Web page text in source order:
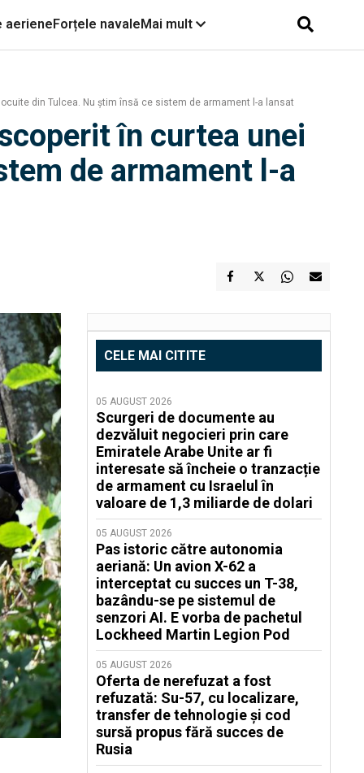
aerieneForțele navaleMai mult
din Tulcea. Nu știm însă ce sistem de armament l-a lansat
în curtea unei
de armament l-a
CELE MAI CITITE
05 AUGUST 2026
Scurgeri de documente au
dezvăluit negocieri prin care
Emiratele Arabe Unite ar fi
interesate să încheie o tranzacție
de armament cu Israelul în
valoare de 1,3 miliarde de dolari
05 AUGUST 2026
Pas istoric către autonomia
aeriană: Un avion X-62 a
interceptat cu succes un T-38,
bazându-se pe sistemul de
senzori AI. E vorba de pachetul
Lockheed Martin Legion Pod
05 AUGUST 2026
Oferta de nerefuzat a fost
refuzată: Su-57, cu localizare,
transfer de tehnologie și cod
sursă propus fără succes de
Rusia